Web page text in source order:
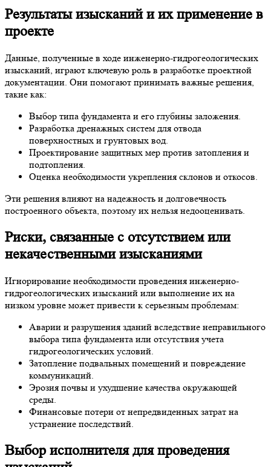
Результаты изысканий и их применение в
проекте
Данные, полученные в ходе инженерно-гидрогеологических
изысканий, играют ключевую роль в разработке проектной
документации. Они помогают принимать важные решения,
такие как:
Выбор типа фундамента и его глубины заложения.
Разработка дренажных систем для отвода
поверхностных и грунтовых вод.
Проектирование защитных мер против затопления и
подтопления.
Оценка необходимости укрепления склонов и откосов.
Эти решения влияют на надежность и долговечность
построенного объекта, поэтому их нельзя недооценивать.
Риски, связанные с отсутствием или
некачественными изысканиями
Игнорирование необходимости проведения инженерно-
гидрогеологических изысканий или выполнение их на
низком уровне может привести к серьезным проблемам:
Аварии и разрушения зданий вследствие неправильного
выбора типа фундамента или отсутствия учета
гидрогеологических условий.
Затопление подвальных помещений и повреждение
коммуникаций.
Эрозия почвы и ухудшение качества окружающей
среды.
Финансовые потери от непредвиденных затрат на
устранение последствий.
Выбор исполнителя для проведения